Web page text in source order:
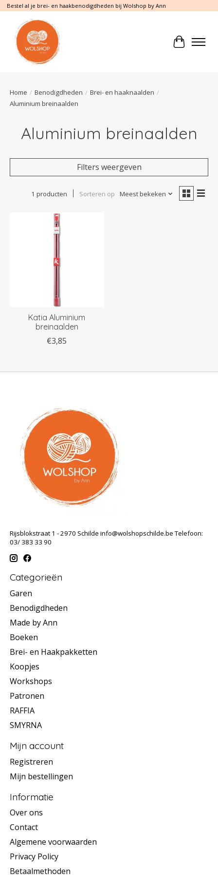
Bestel al je brei- en haakbenodigdheden bij Wolshop by Ann
Home / Benodigdheden / Brei- en haaknaalden /
Aluminium breinaalden
Aluminium breinaalden
Filters weergeven
1 producten Sorteren op Meest bekeken
Katia Aluminium
breinaalden
€3,85
Rijsblokstraat 1 - 2970 Schilde info@wolshopschilde.beTelefoon:
03/ 383 33 90
Categorieën
Garen
Benodigdheden
Made by Ann
Boeken
Brei- en Haakpakketten
Koopjes
Workshops
Patronen
RAFFIA
SMYRNA
Mijn account
Registreren
Mijn bestellingen
Informatie
Over ons
Contact
Algemene voorwaarden
Privacy Policy
Betaalmethoden